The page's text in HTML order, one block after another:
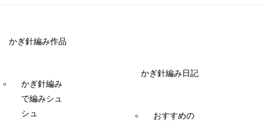
かぎ針編み作品
かぎ針編み
で編みシュ
シュ
かぎ針編み日記
おすすめの